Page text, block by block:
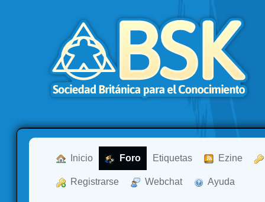
Inicio Foro Etiquetas Ezine
Registrarse Webchat Ayuda